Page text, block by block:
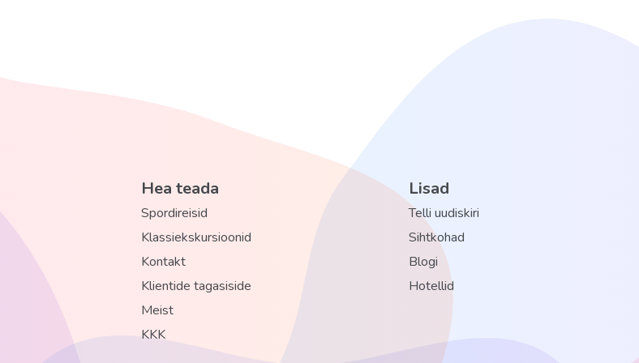
Hea teada
Spordireisid
Klassiekskursioonid
Kontakt
Klientide tagasiside
Meist
KKK
Lisad
Telli uudiskiri
Sihtkohad
Blogi
Hotellid